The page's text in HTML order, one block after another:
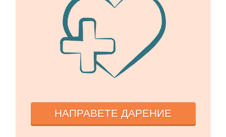
НАПРАВЕТЕ ДАРЕНИЕ